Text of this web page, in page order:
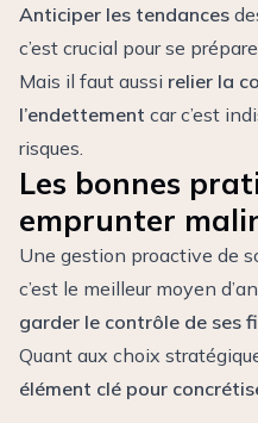
Anticiper les tendances
c’est crucial pour se
Mais il faut aussi relier la
l’endettement car c’est
risques.
Les bonnes
emprunter
Une gestion proactive de
c’est le meilleur moyen
garder le contrôle de ses
Quant aux choix
élément clé pour